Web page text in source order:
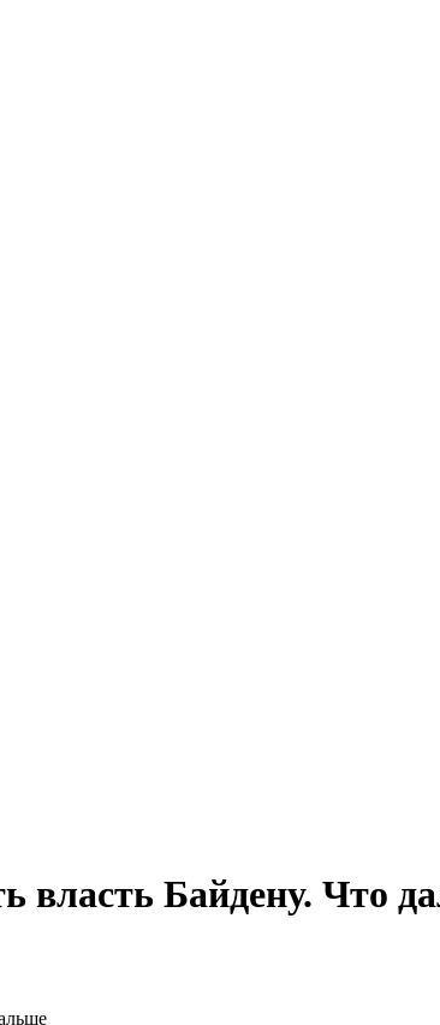
власть Байдену. Что